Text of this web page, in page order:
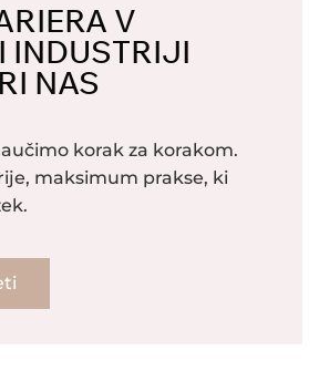
V
INDUSTRIJI
NAS
korak za korakom.
maksimum prakse, ki